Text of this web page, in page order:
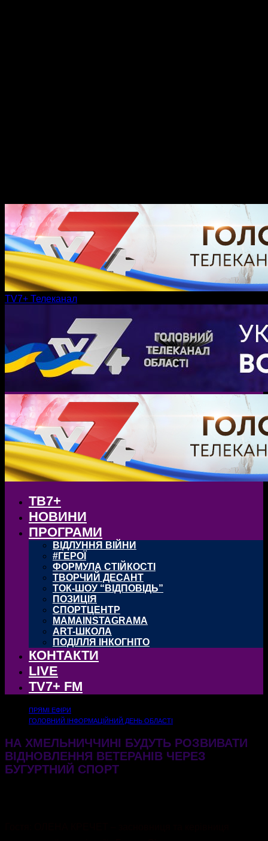
TV7+ Телеканал
ТВ7+
НОВИНИ
ПРОГРАМИ
ВІДЛУННЯ ВІЙНИ
#ГЕРОЇ
ФОРМУЛА СТІЙКОСТІ
ТВОРЧИЙ ДЕСАНТ
ТОК-ШОУ “ВІДПОВІДЬ”
ПОЗИЦІЯ
СПОРТЦЕНТР
MAMAINSTAGRAMA
ART-ШКОЛА
ПОДІЛЛЯ ІНКОГНІТО
КОНТАКТИ
LIVE
TV7+ FM
ПРЯМІ ЕФІРИ
ГОЛОВНИЙ ІНФОРМАЦІЙНИЙ ДЕНЬ ОБЛАСТІ
НА ХМЕЛЬНИЧЧИНІ БУДУТЬ РОЗВИВАТИ
ВІДНОВЛЕННЯ ВЕТЕРАНІВ ЧЕРЕЗ
БУГУРТНИЙ СПОРТ